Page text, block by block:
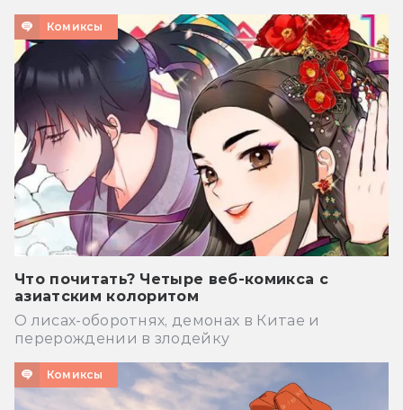
Комиксы
Что почитать? Четыре веб-комикса с
азиатским колоритом
О лисах-оборотнях, демонах в Китае и
перерождении в злодейку
Комиксы